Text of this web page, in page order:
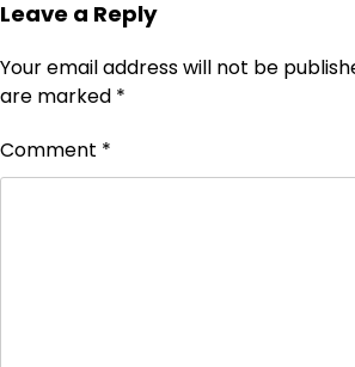
Leave a Reply
Your email address will not be
are marked *
Comment *